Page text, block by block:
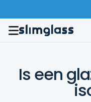
Is een